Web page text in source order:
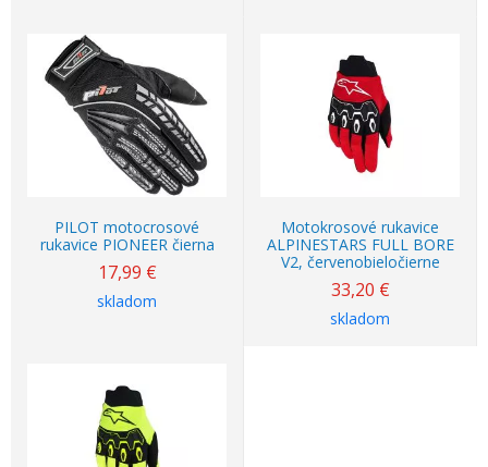
PILOT motocrosové
rukavice PIONEER čierna
17,99 €
skladom
Motokrosové rukavice
ALPINESTARS FULL BORE
V2, červenobieločierne
33,20 €
skladom